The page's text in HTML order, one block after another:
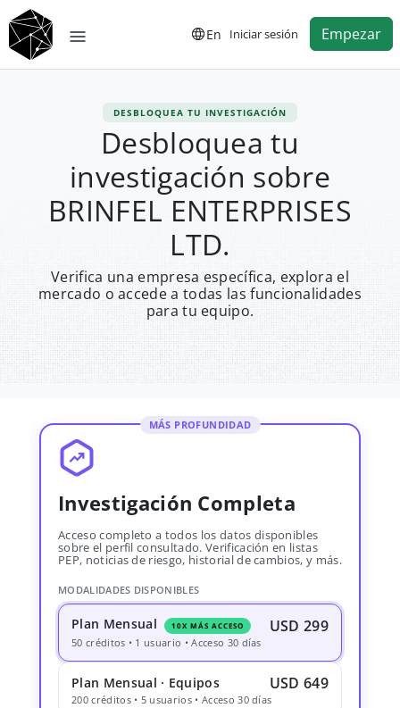
En Iniciar sesión Empezar
DESBLOQUEA TU INVESTIGACIÓN
Desbloquea tu
investigación sobre
BRINFEL ENTERPRISES
LTD.
Verifica una empresa específica, explora el
mercado o accede a todas las funcionalidades
para tu equipo.
MÁS PROFUNDIDAD
Investigación Completa
Acceso completo a todos los datos disponibles
sobre el perfil consultado. Verificación en listas
PEP, noticias de riesgo, historial de cambios, y más.
MODALIDADES DISPONIBLES
Plan Mensual 10X MÁS ACCESO USD 299
50 créditos • 1 usuario • Acceso 30 días
Plan Mensual · Equipos USD 649
200 créditos • 5 usuarios • Acceso 30 días